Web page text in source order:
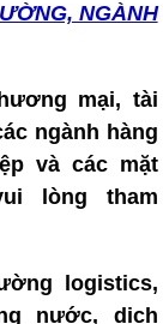
NGÀNH
mại, tài
ngành hàng
và các mặt
lòng tham
logistics,
nước, dịch